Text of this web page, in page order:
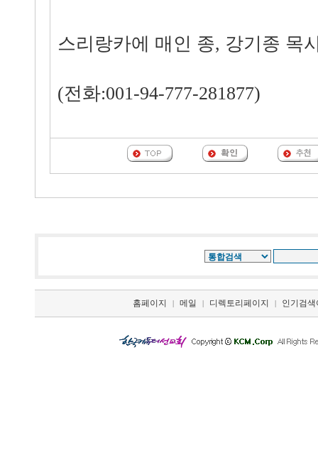
스리랑카에 매인 종, 강기종 목
(전화:001-94-777-281877)
홈페이지 | 메일 | 디렉토리페이지 | 인기검색